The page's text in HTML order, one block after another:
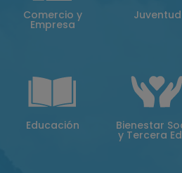
Comercio y
Empresa
Juventud
Educación Bienestar
y Tercera